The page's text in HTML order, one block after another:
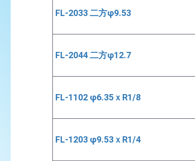
FL-2033 二方φ9.53
FL-2044 二方φ12.7
FL-1102 φ6.35ｘR1/8
FL-1203 φ9.53ｘR1/4